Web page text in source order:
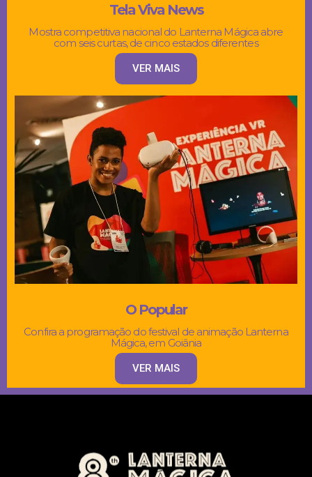
Tela Viva News
Mostra competitiva nacional do Lanterna Mágica abre
com seis curtas, de cinco estados diferentes
VER MAIS
O Popular
Confira a programação do festival de animação Lanterna
Mágica, em Goiânia
VER MAIS